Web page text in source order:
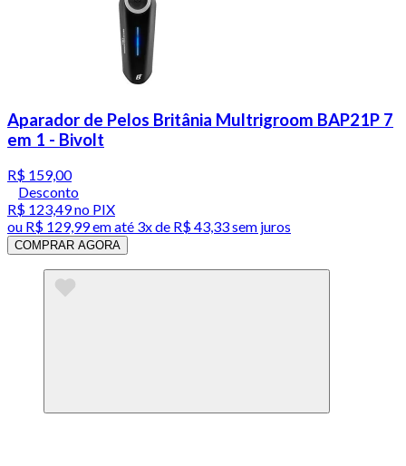
Aparador de Pelos Britânia Multrigroom BAP21P 7
em 1 - Bivolt
R$ 159,00
Desconto
R$ 123,49no PIX
ou R$ 129,99em até 3x de R$ 43,33 sem juros
COMPRAR AGORA